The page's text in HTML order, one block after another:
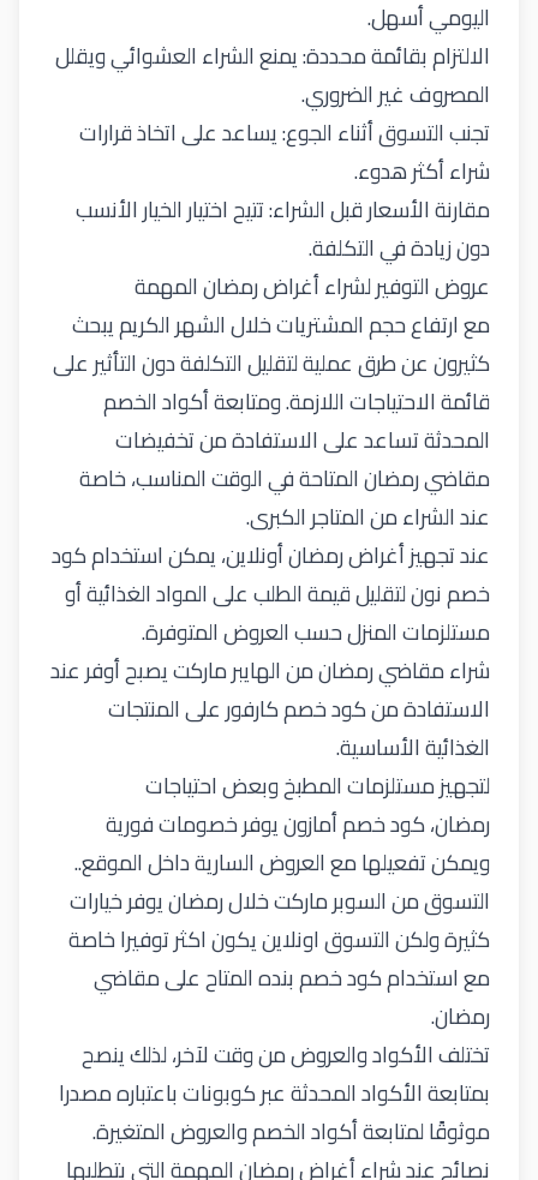
اليومي أسهل.
الالتزام بقائمة محددة: يمنع الشراء العشوائي ويقلل
المصروف غير الضروري.
تجنب التسوق أثناء الجوع: يساعد على اتخاذ قرارات
شراء أكثر هدوء.
مقارنة الأسعار قبل الشراء: تتيح اختيار الخيار الأنسب
دون زيادة في التكلفة.
عروض التوفير لشراء أغراض رمضان المهمة
مع ارتفاع حجم المشتريات خلال الشهرالكريميبحث
كثيرون عن طرق عملية لتقليل التكلفة دون التأثير على
قائمة الاحتياجاتاللازمة. ومتابعة أكواد الخصم
المحدثة تساعد على الاستفادة من تخفيضات
مقاضي رمضان المتاحة في الوقت المناسب، خاصة
عند الشراء من المتاجر الكبرى.
عند تجهيز أغراض رمضان أونلاين، يمكن استخدامكود
خصم نونلتقليل قيمة الطلب على المواد الغذائية أو
مستلزمات المنزل حسب العروض المتوفرة.
شراء مقاضي رمضان من الهايبر ماركت يصبح أوفر عند
الاستفادة منكود خصم كارفورعلى المنتجات
الغذائية الأساسية.
لتجهيز مستلزمات المطبخ وبعض احتياجات
رمضان،كود خصم أمازونيوفر خصومات فورية
ويمكن تفعيلها مع العروض السارية داخل الموقع..
التسوق من السوبر ماركت خلال رمضان يوفر خيارات
كثيرة ولكن التسوق اونلاين يكون اكثر توفيرا خاصة
مع استخدامكود خصم بندهالمتاح على مقاضي
رمضان.
تختلف الأكواد والعروض من وقت لآخر، لذلك ينصح
بمتابعة الأكواد المحدثة عبر كوبوناتباعتباره مصدرا
موثوقًا لمتابعة أكواد الخصم والعروض المتغيرة.
نصائح عند شراء أغراض رمضان المهمة التي يتطلبها